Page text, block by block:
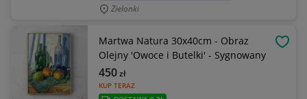
Zielonki
Martwa Natura 30x40cm - Obraz
Olejny 'Owoce i Butelki' - Sygnowany
KUP TERAZ
450zł